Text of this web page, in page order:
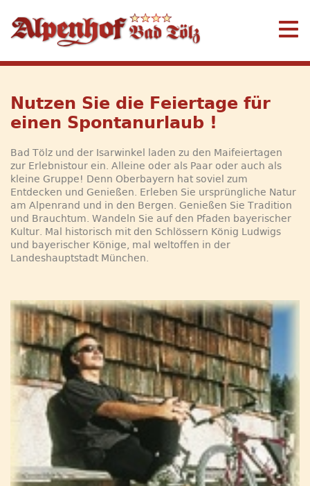
Nutzen Sie die Feiertage für
einen Spontanurlaub !
Bad Tölz und der Isarwinkel laden zu den Maifeiertagen
zur Erlebnistour ein. Alleine oder als Paar oder auch als
kleine Gruppe! Denn Oberbayern hat soviel zum
Entdecken und Genießen. Erleben Sie ursprüngliche Natur
am Alpenrand und in den Bergen. Genießen Sie Tradition
und Brauchtum. Wandeln Sie auf den Pfaden bayerischer
Kultur. Mal historisch mit den Schlössern König Ludwigs
und bayerischer Könige, mal weltoffen in der
Landeshauptstadt München.